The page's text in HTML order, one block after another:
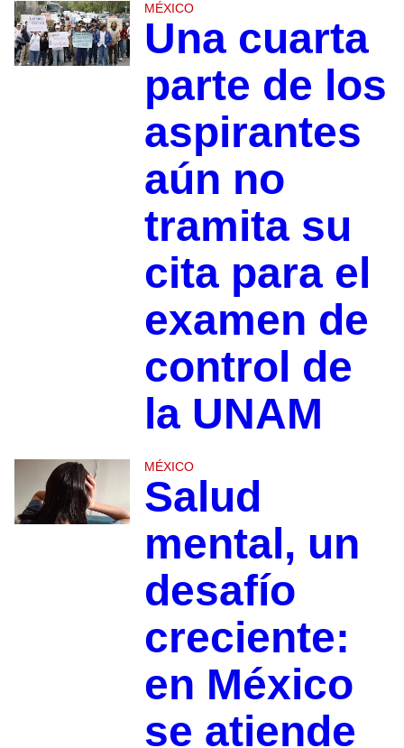
MÉXICO
Una cuarta
parte de los
aspirantes
aún no
tramita su
cita para el
examen de
control de
la UNAM
MÉXICO
Salud
mental, un
desafío
creciente:
en México
se atiende